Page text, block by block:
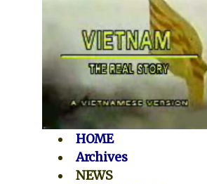
HOME
Archives
NEWS